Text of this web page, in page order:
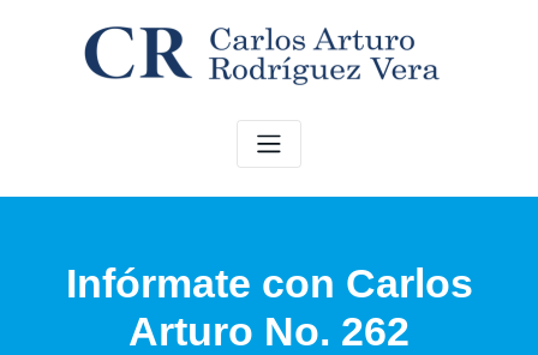
Infórmate con Carlos
Arturo No. 262